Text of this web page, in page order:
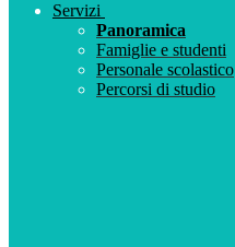
Servizi
Panoramica
Famiglie e studenti
Personale scolastico
Percorsi di studio